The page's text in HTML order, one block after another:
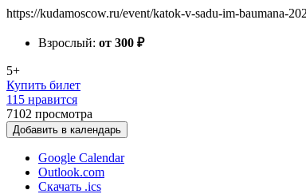
https://kudamoscow.ru/event/katok-v-sadu-im-baumana-
Взрослый: от 300 ₽
5+
Купить билет
115 нравится
7102 просмотра
Добавить в календарь
Google Calendar
Outlook.com
Скачать .ics